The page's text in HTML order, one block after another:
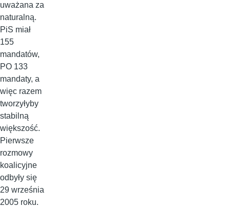
uważana za
naturalną.
PiS miał
155
mandatów,
PO 133
mandaty, a
więc razem
tworzyłyby
stabilną
większość.
Pierwsze
rozmowy
koalicyjne
odbyły się
29 września
2005 roku.